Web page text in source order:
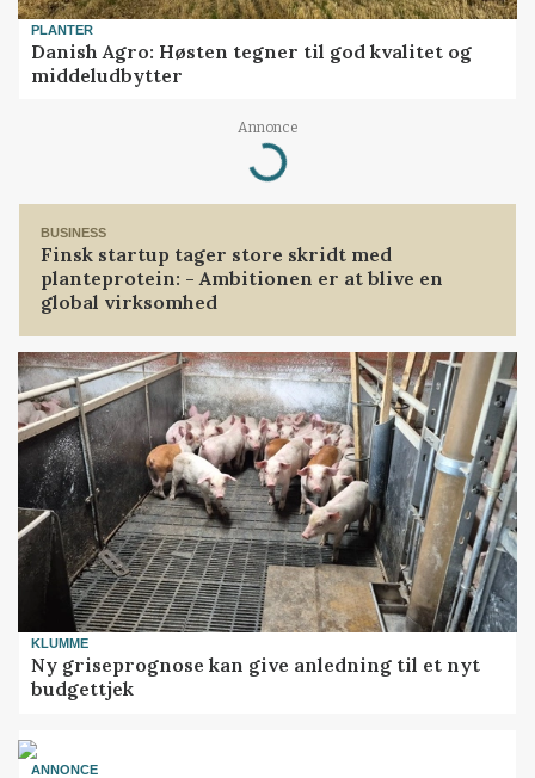
PLANTER
Danish Agro: Høsten tegner til god kvalitet og
middeludbytter
Annonce
Loading...
BUSINESS
Finsk startup tager store skridt med
planteprotein: - Ambitionen er at blive en
global virksomhed
KLUMME
Ny griseprognose kan give anledning til et nyt
budgettjek
ANNONCE